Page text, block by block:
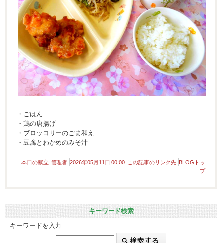
・ごはん
・鶏の唐揚げ
・ブロッコリーのごま和え
・豆腐とわかめのみそ汁
本日の献立 管理者 2026年05月11日 00:00 この記事のリンク先 BLOGトッ
プ
キーワード検索
キーワードを入力